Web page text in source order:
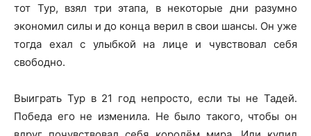
тот Тур, взял три этапа, в некоторые дни разумно
экономил силы и до конца верил в свои шансы. Он уже
тогда ехал с улыбкой на лице и чувствовал себя
свободно.
Выиграть Тур в 21 год непросто, если ты не Тадей.
Победа его не изменила. Не было такого, чтобы он